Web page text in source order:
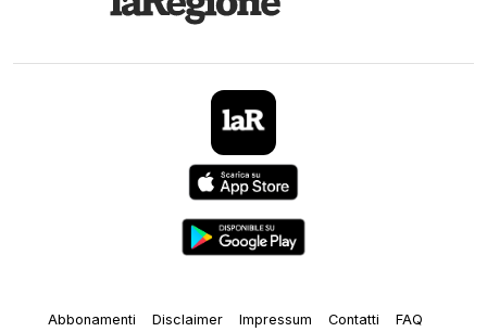
Abbonamenti Disclaimer Impressum Contatti
FAQ